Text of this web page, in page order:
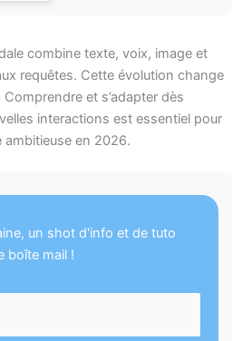
combine texte, voix, image et
requêtes. Cette évolution change
et s’adapter dès
interactions est essentiel pour
en 2026.
un shot d'info et de tuto
boîte mail !